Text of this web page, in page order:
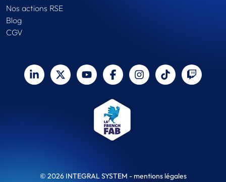
Nos actions RSE
Blog
CGV
© 2026 INTEGRAL SYSTEM - mentions légales